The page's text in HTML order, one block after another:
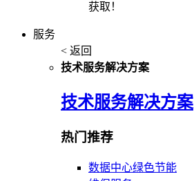
获取！
服务
< 返回
技术服务解决方案
技术服务解决方案
热门推荐
数据中心绿色节能